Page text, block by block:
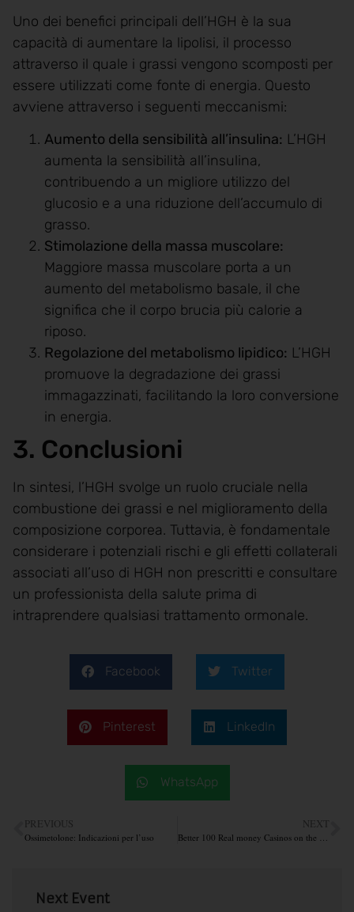
Uno dei benefici principali dell’HGH è la sua
capacità di aumentare la lipolisi, il processo
attraverso il quale i grassi vengono scomposti per
essere utilizzati come fonte di energia. Questo
avviene attraverso i seguenti meccanismi:
Aumento della sensibilità all’insulina: L’HGH
aumenta la sensibilità all’insulina,
contribuendo a un migliore utilizzo del
glucosio e a una riduzione dell’accumulo di
grasso.
Stimolazione della massa muscolare:
Maggiore massa muscolare porta a un
aumento del metabolismo basale, il che
significa che il corpo brucia più calorie a
riposo.
Regolazione del metabolismo lipidico: L’HGH
promuove la degradazione dei grassi
immagazzinati, facilitando la loro conversione
in energia.
3. Conclusioni
In sintesi, l’HGH svolge un ruolo cruciale nella
combustione dei grassi e nel miglioramento della
composizione corporea. Tuttavia, è fondamentale
considerare i potenziali rischi e gli effetti collaterali
associati all’uso di HGH non prescritti e consultare
un professionista della salute prima di
intraprendere qualsiasi trattamento ormonale.
Facebook Twitter
Pinterest LinkedIn
WhatsApp
PREVIOUS
Ossimetolone: Indicazioni per l’uso
NEXT
Next Event